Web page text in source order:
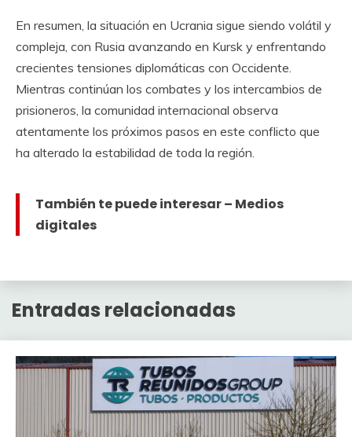
En resumen, la situación en Ucrania sigue siendo volátil y
compleja, con Rusia avanzando en Kursk y enfrentando
crecientes tensiones diplomáticas con Occidente.
Mientras continúan los combates y los intercambios de
prisioneros, la comunidad internacional observa
atentamente los próximos pasos en este conflicto que
ha alterado la estabilidad de toda la región.
También te puede interesar – Medios
digitales
Entradas relacionadas